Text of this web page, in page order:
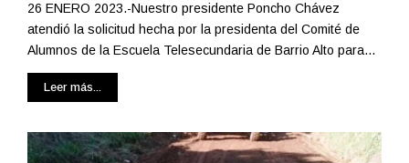
26 ENERO 2023.-Nuestro presidente Poncho Chávez
atendió la solicitud hecha por la presidenta del Comité de
Alumnos de la Escuela Telesecundaria de Barrio Alto para...
Leer más...